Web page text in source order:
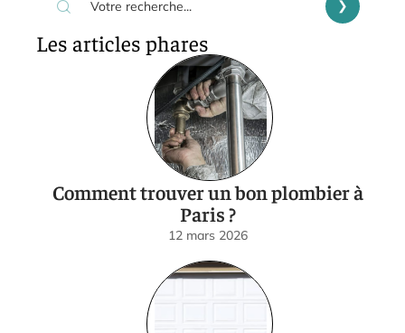
Les articles phares
Comment trouver un bon plombier à
Paris ?
12 mars 2026